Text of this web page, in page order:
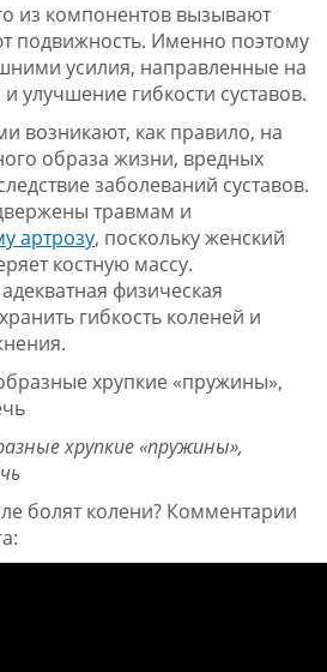
из компонентов вызывают
подвижность. Именно поэтому
усилия, направленные на
улучшение гибкости суставов.
возникают, как правило, на
образа жизни, вредных
заболеваний суставов.
травмам и
артрозу, поскольку женский
костную массу.
физическая
гибкость коленей и
хрупкие «пружины»,
болят колени? Комментарии